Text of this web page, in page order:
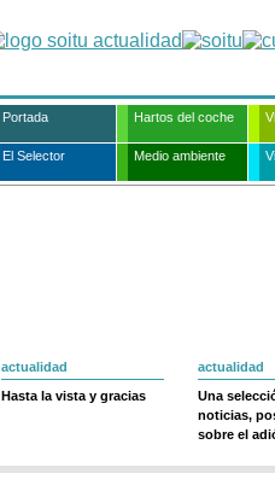
Portada Hartos del coche
El Selector Medio ambiente
actualidad
Hasta la vista y gracias
actualidad
Una
noticias,
sobre el